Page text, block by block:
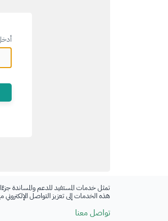
تمثل خدمات المستفيد للدعم والمساندة
هذه الخدمات إلى تعزيز التواصل
تواصل معنا